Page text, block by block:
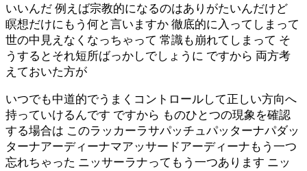
いいんだ 例えば宗教的になるのはありがたいんだけど
瞑想だけにもう何と言いますか 徹底的に入ってしまって
世の中見えなくなっちゃって 常識も崩れてしまって そ
うするとそれ短所ばっかしでしょうに ですから 両方考
えておいた方が
いつでも中道的でうまくコントロールして正しい方向へ
持っていけるんです ですから ものひとつの現象を確認
する場合は このラッカーラサパッチュパッターナパダッ
ターナアーディーナマアッサードアーディーナもう一つ
忘れちゃった ニッサーラナってもう一つあります ニッ